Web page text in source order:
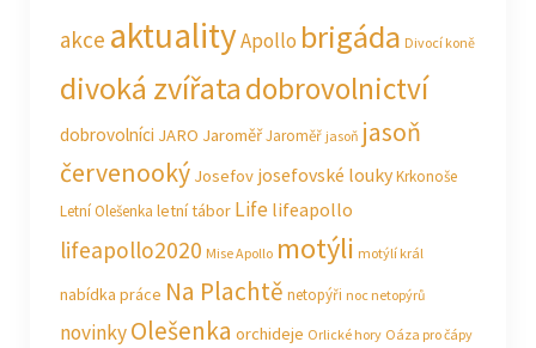
akce aktualityApollo brigáda Divocí koně
divoká zvířatadobrovolnictví
dobrovolníci JARO JaroměřJaroměř jasoň jasoň
červenooký Josefov josefovské loukyKrkonoše
Letní Olešenka letní tábor Life lifeapollo
lifeapollo2020 Mise Apollo motýli motýlí král
nabídka práce Na Plachtě netopýři noc netopýrů
novinkyOlešenka orchideje Orlické hory Oáza pro čápy